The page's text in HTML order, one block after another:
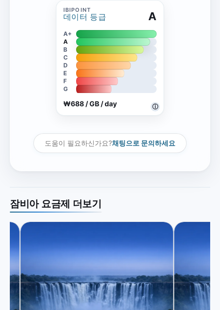
데이터 등급
ⓘ
A
A+
A
B
C
D
E
F
G
₩688 / GB / day
도움이 필요하신가요?채팅으로 문의하세요
잠비아 요금제 더보기